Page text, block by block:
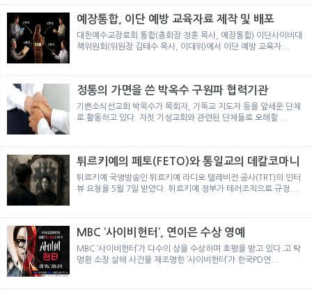
예장통합, 이단 예방 교육자료 제작 및 배포
대한예수교장로회 통합(총회장 정훈 목사, 예장통합) 이단사이비대
책위원회(위원장 김태수 목사, 이대위)에서 이단 예방 교육자...
정통의 가면을 쓴 박옥수 구원파 협력기관
기쁜소식선교회 박옥수가 목회자, 기독교 지도자 등을 앞세운 단체
로 활동하고 있다. 자칫 기성교회와 관련된 단체들로 오해할 ...
튀르키예의 페토(FETO)와 통일교의 데칼코마니
튀르키예 국영방송인 튀르키예 라디오 텔레비전 공사(TRT)의 인터
뷰 요청을 5월 7일 받았다. 튀르키예 정부가 테러조직으로 규정...
MBC ‘사이비헌터’, 연이은 수상 영예
MBC ‘사이비헌터’가 다수의 상을 수상하며 호평을 받고 있다.고 탁
명환 소장 살해 사건을 재조명한 ‘사이비헌터’가 한국PD연...